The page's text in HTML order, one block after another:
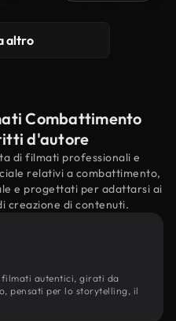
altro
Combattimento
d'autore
di filmati professionali e
relativi a combattimento,
e progettati per adattarsi ai
creazione di contenuti.
autentici, girati da
pensati per lo storytelling, il